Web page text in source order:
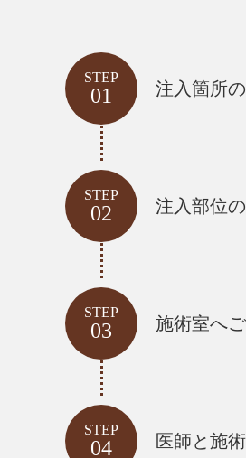
STEP
01 注入箇所
STEP
02 注入部位
STEP
03 施術室へ
STEP
04 医師と施